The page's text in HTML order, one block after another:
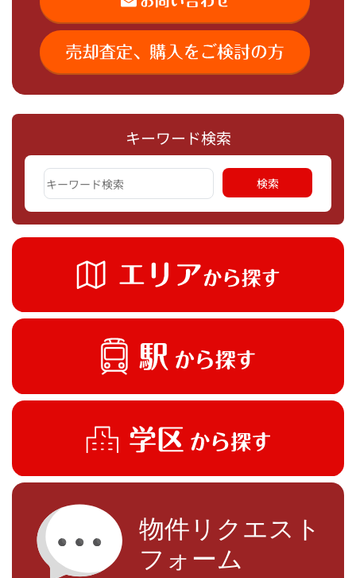
キーワード検索